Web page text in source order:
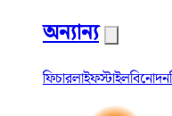
অন্যান্য
ফিচারলাইফস্টাইলবিনোদন